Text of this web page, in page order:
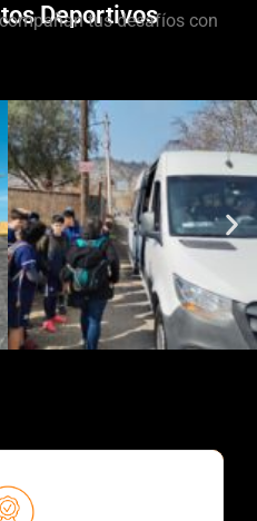
Deportivos
tus desafíos con